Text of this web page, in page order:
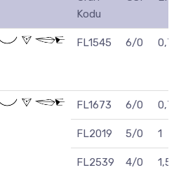
Kodu
FL1545 6/0 0,7
FL1673 6/0 0,7
FL2019 5/0 1
FL2539 4/0 1,5